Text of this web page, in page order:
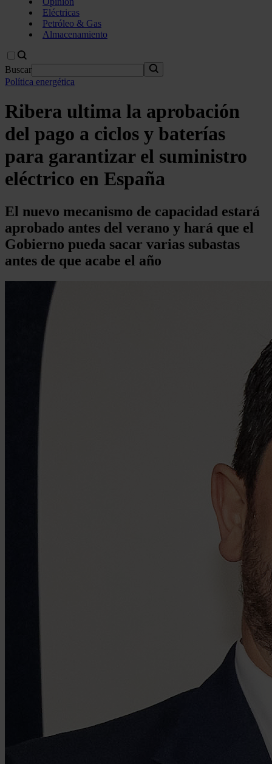
Eléctricas
Petróleo & Gas
Almacenamiento
Buscar
Política energética
Ribera ultima la aprobación
del pago a ciclos y baterías
para garantizar el suministro
eléctrico en España
El nuevo mecanismo de capacidad estará
aprobado antes del verano y hará que el
Gobierno pueda sacar varias subastas
antes de que acabe el año